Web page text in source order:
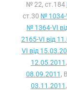
№ 22, ст.184
ст.30 № 1034-
№ 1364-VI
2165-VI від
VI від
12.05.2011
08.09.2011 ,
03.11.2011